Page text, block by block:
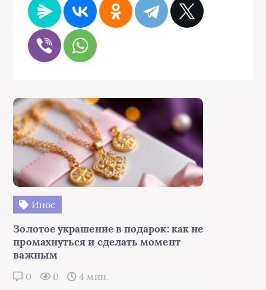
Иное
Золотое украшение в подарок: как не
промахнуться и сделать момент
важным
0 0 4 мин.